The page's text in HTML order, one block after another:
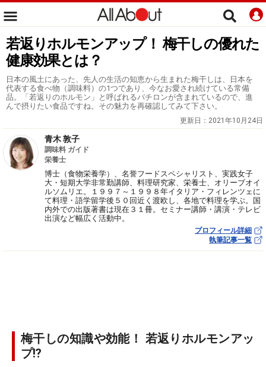
若返りホルモンアップ！ 梅干しの優れた
健康効果とは？
日本の風土にあった、先人の生活の知恵から生まれた梅干しは、日本を
代表する食べ物（調味料）の1つであり、今なお愛され続けている常備
品。「若返りのホルモン」と呼ばれるパチロンが含まれているので、進
んで摂りたい食品ですね。その魅力を再確認してみて下さい。
更新日： 2021年10月24日
青木 敦子
調味料 ガイド
栄養士
博士（食物栄養学）、名誉フードスペシャリスト、実践女子
大・短期大学非常勤講師、料理研究家、栄養士、オリーブオイ
ルソムリエ。１９９７～１９９８年イタリア・フィレンツェに
て料理・語学留学後５０回近く渡欧し、各地で料理を学ぶ。国
内外での出版著書は現在３１冊。セミナー講師・講演・テレビ
出演など幅広く活動中。
プロフィール詳細
執筆記事一覧
梅干しの知識や効能！ 若返りホルモンアッ
プ⁉︎